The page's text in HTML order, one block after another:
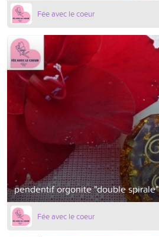
Fée avec le coeur
pendentif orgonite "double spirale"
Fée avec le coeur